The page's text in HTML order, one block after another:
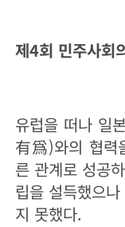
제4회 민주사회
유럽을 떠나 일
有爲)와의 협력
른 관계로 성공
립을 설득했으
지 못했다.